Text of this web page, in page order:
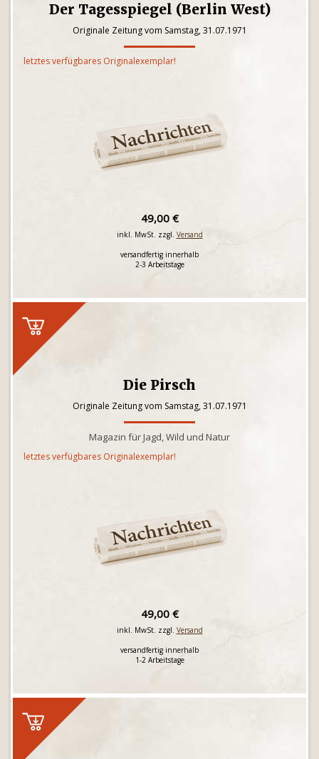
Der Tagesspiegel (Berlin West)
Originale Zeitung vom Samstag, 31.07.1971
letztes verfügbares Originalexemplar!
49,00 €
inkl. MwSt. zzgl. Versand
versandfertig innerhalb
2-3 Arbeitstage
Die Pirsch
Originale Zeitung vom Samstag, 31.07.1971
Magazin für Jagd, Wild und Natur
letztes verfügbares Originalexemplar!
49,00 €
inkl. MwSt. zzgl. Versand
versandfertig innerhalb
1-2 Arbeitstage